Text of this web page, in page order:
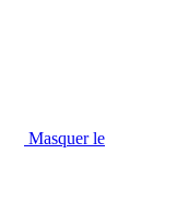
Masquer le